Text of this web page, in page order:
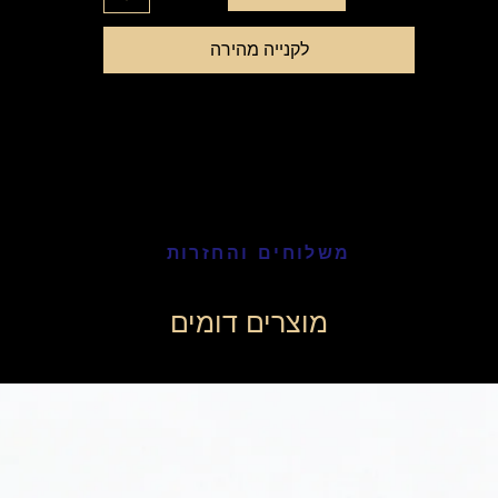
לקנייה מהירה
משלוחים והחזרות
מוצרים דומים